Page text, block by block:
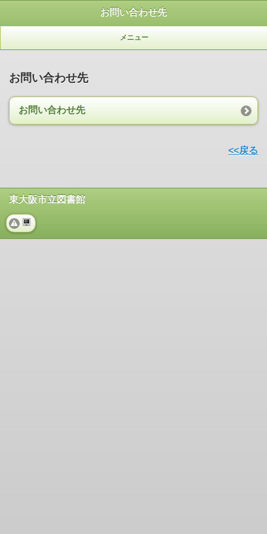
お問い合わせ先
メニュー
お問い合わせ先
お問い合わせ先
<<戻る
東大阪市立図書館